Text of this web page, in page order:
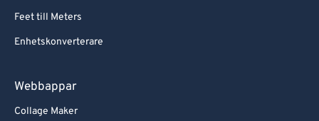
Feet till Meters
Enhetskonverterare
Webbappar
Collage Maker